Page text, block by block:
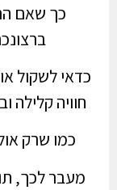
כך שאם
כדאי לשקול
חוויה קלילה
כמו שרק
מעבר לכך,